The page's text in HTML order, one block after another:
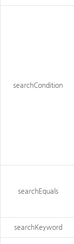
searchCondition
searchEquals
searchKeyword